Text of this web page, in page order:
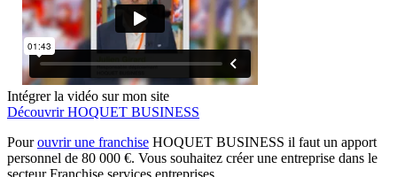
Intégrer la vidéo sur mon site
Découvrir HOQUET BUSINESS
Pourouvrir une franchise HOQUET BUSINESS il faut un apport
personnel de 80 000 €. Vous souhaitez créer une entreprise dans le